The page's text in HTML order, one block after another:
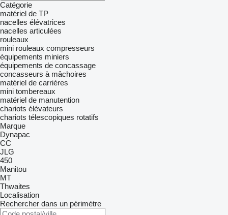
Catégorie
matériel de TP
nacelles élévatrices
nacelles articulées
rouleaux
mini rouleaux compresseurs
équipements miniers
équipements de concassage
concasseurs à mâchoires
matériel de carrières
mini tombereaux
matériel de manutention
chariots élévateurs
chariots télescopiques rotatifs
Marque
Dynapac
CC
JLG
450
Manitou
MT
Thwaites
Localisation
Rechercher dans un périmètre